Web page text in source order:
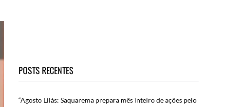
POSTS RECENTES
“Agosto Lilás: Saquarema prepara mês inteiro de ações pelo